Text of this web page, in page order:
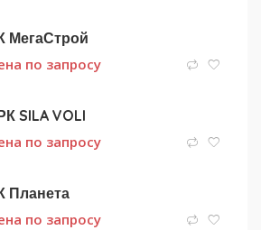
МегаСтрой
по запросу
SILA VOLI
по запросу
Планета
по запросу